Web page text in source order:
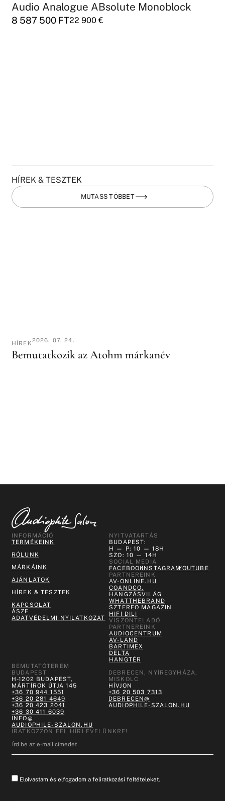
Audio Analogue ABsolute Monoblock
8 587 500 FT22 900€
HÍREK & TESZTEK
MUTASS TÖBBET
HÍREK2026. 07. 24.
Bemutatkozik az Atohm márkanév
INFORMÁCIÓ
TERMÉKEINK
RÓLUNK
MÁRKÁINK
AJÁNLATOK
HÍREK & TESZTEK
KAPCSOLAT
ÁSZF
ADATVÉDELMI NYILATKOZAT
NYITVATARTÁS
BUDAPEST:
H — P: 10 — 18H
SZO: 10 — 14H
SOCIAL MEDIA
FACEBOOKINSTAGRAMYOUTUBE
PARTNEREINK
AV-ONLINE.HU
COANDCO.
HANGZÁSVILÁG
WHATTHEBRAND
SZTEREO MAGAZIN
HIFI DILI
VISZONTELADÓ
PARTNEREINK
AUDIOCENTRUM
AV-LAND
BARTIMEX
DELTA
HANGTÉR
BEMUTATÓTEREM
BUDAPEST
H-1202 BUDAPEST,
MÁRTÍROK ÚTJA 145
+36 70 944 1551
+36 20 281 4649
+36 20 423 2041
+36 30 411 6039
INFO@
AUDIOPHILE-SZALON.HU
DEBRECEN, NYÍREGYHÁZA,
MISKOLC
HÍVJON
+36 20 503 7313
DEBRECEN@
AUDIOPHILE-SZALON.HU
IRATKOZZON FEL HÍRLEVELÜNKRE!
Elolvastam és elfogadom a feliratkozási feltételeket.